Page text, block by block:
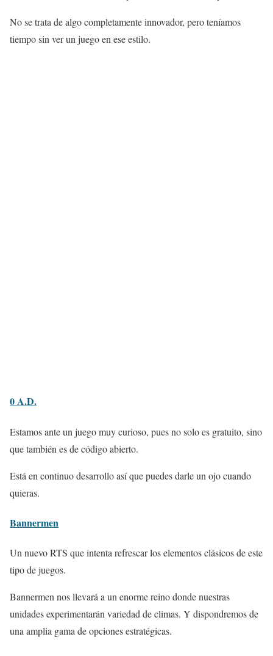
No se trata de algo completamente innovador, pero teníamos
tiempo sin ver un juego en ese estilo.
0 A.D.
Estamos ante un juego muy curioso, pues no solo es gratuito, sino
que también es de código abierto.
Está en continuo desarrollo así que puedes darle un ojo cuando
quieras.
Bannermen
Un nuevo RTS que intenta refrescar los elementos clásicos de este
tipo de juegos.
Bannermen nos llevará a un enorme reino donde nuestras
unidades experimentarán variedad de climas. Y dispondremos de
una amplia gama de opciones estratégicas.